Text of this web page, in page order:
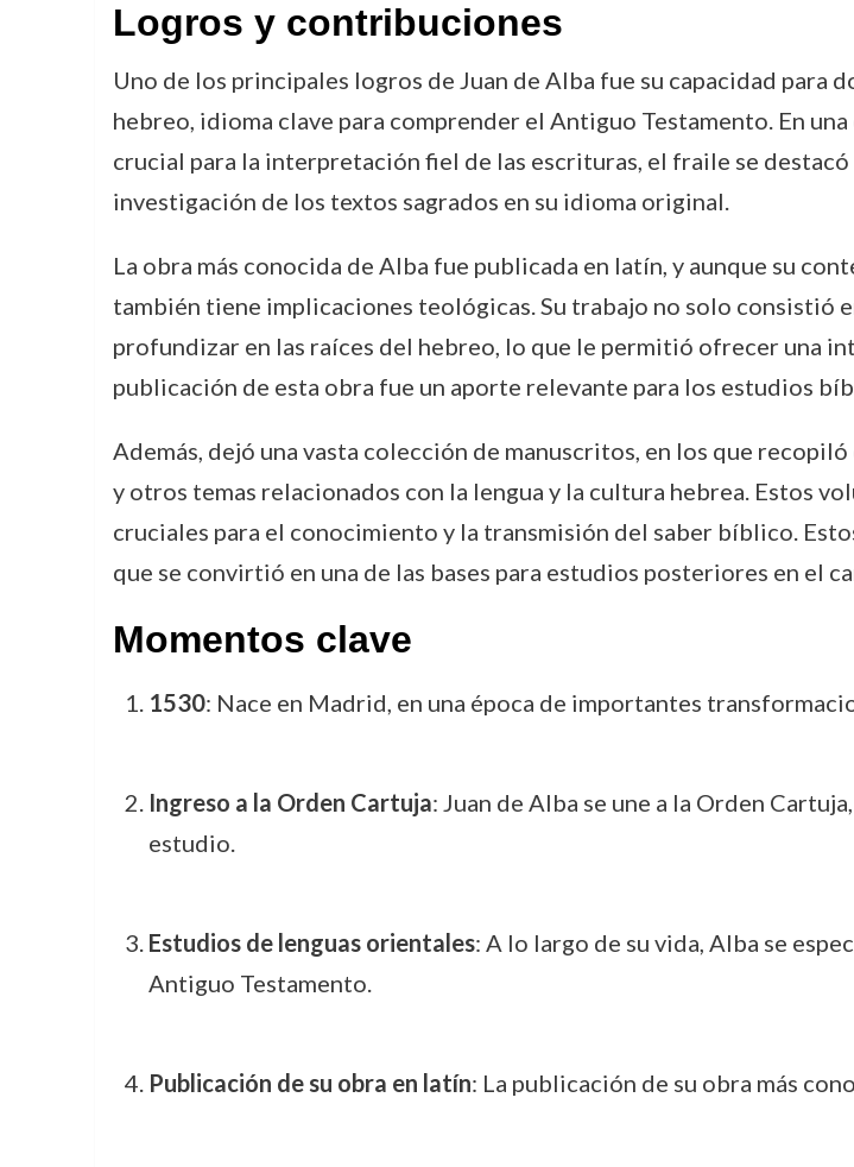
Logros y contribuciones
Uno de los principales logros de Juan de Alba fue su capacidad para
hebreo, idioma clave para comprender el Antiguo Testamento. En
crucial para la interpretación fiel de las escrituras, el fraile se
investigación de los textos sagrados en su idioma original.
La obra más conocida de Alba fue publicada en latín, y aunque su
también tiene implicaciones teológicas. Su trabajo no solo consistió
profundizar en las raíces del hebreo, lo que le permitió ofrecer una
publicación de esta obra fue un aporte relevante para los estudios
Además, dejó una vasta colección de manuscritos, en los que
y otros temas relacionados con la lengua y la cultura hebrea. Estos
cruciales para el conocimiento y la transmisión del saber bíblico.
que se convirtió en una de las bases para estudios posteriores en el
Momentos clave
1530: Nace en Madrid, en una época de importantes
Ingreso a la Orden Cartuja: Juan de Alba se une a la Orden
estudio.
Estudios de lenguas orientales: A lo largo de su vida, Alba se
Antiguo Testamento.
Publicación de su obra en latín: La publicación de su obra más